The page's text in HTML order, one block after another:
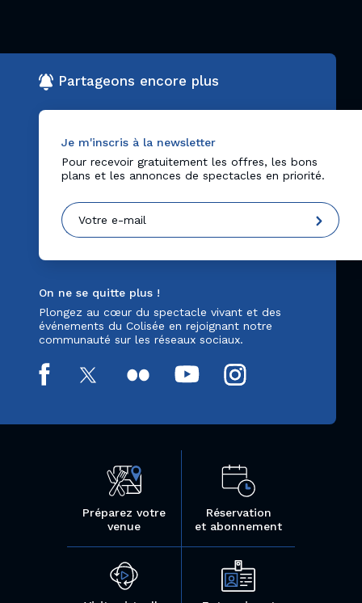
Partageons encore plus
Je m'inscris à la newsletter
Pour recevoir gratuitement les offres, les bons
plans et les annonces de spectacles en priorité.
On ne se quitte plus !
Plongez au cœur du spectacle vivant et des
événements du Colisée en rejoignant notre
communauté sur les réseaux sociaux.
Préparez votre
venue
Réservation
et abonnement